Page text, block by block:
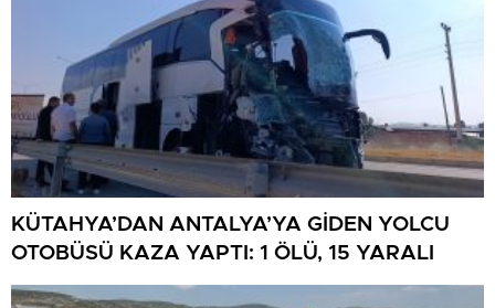
KÜTAHYA’DAN ANTALYA’YA GİDEN YOLCU
OTOBÜSÜ KAZA YAPTI: 1 ÖLÜ, 15 YARALI